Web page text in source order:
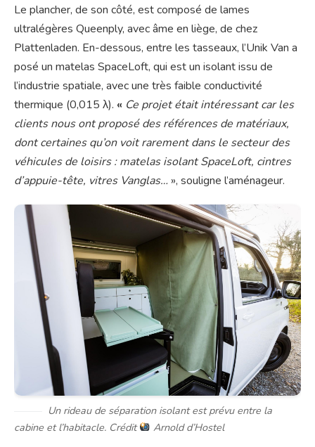
Le plancher, de son côté, est composé de lames
ultralégères Queenply, avec âme en liège, de chez
Plattenladen. En-dessous, entre les tasseaux, l’Unik Van a
posé un matelas SpaceLoft, qui est un isolant issu de
l’industrie spatiale, avec une très faible conductivité
thermique (0,015 λ). « Ce projet était intéressant car les
clients nous ont proposé des références de matériaux,
dont certaines qu’on voit rarement dans le secteur des
véhicules de loisirs : matelas isolant SpaceLoft, cintres
d’appuie-tête, vitres Vanglas… », souligne l’aménageur.
Un rideau de séparation isolant est prévu entre la
cabine et l’habitacle. Crédit
Arnold d’Hostel